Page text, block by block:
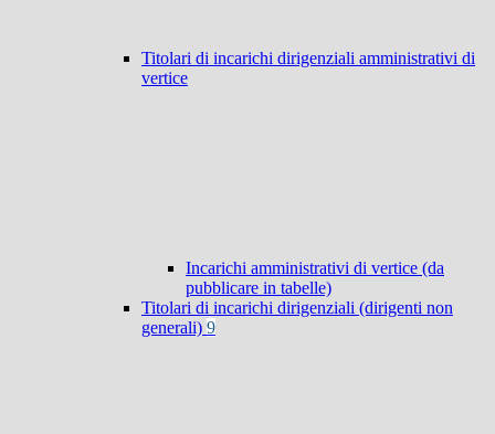
Titolari di incarichi dirigenziali amministrativi di
vertice
Incarichi amministrativi di vertice (da
pubblicare in tabelle)
Titolari di incarichi dirigenziali (dirigenti non
generali) 9